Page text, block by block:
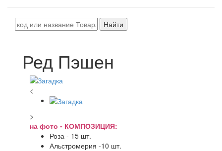
Найти
Ред Пэшен
<
>
на фото - КОМПОЗИЦИЯ:
Роза - 15 шт.
Альстромерия -10 шт.